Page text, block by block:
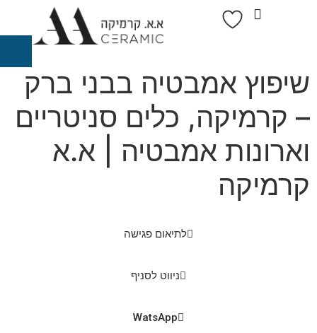
שיפוץ אמבטיה בבני ברק
– קרמיקה, כלים סניטריים
וארונות אמבטיה | א.א
קרמיקה
לתיאום פגישה
ניווט לסניף
WatsApp